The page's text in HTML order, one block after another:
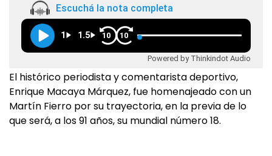
Escuchá la nota completa
1 1.5 10 10
Powered by Thinkindot Audio
El histórico periodista y comentarista deportivo,
Enrique Macaya Márquez, fue homenajeado con un
Martín Fierro por su trayectoria, en la previa de lo
que será, a los 91 años, su mundial número 18.